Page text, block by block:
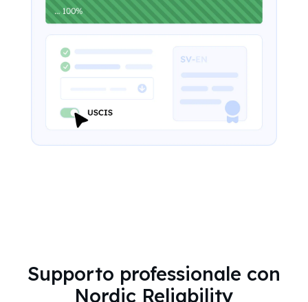
Supporto professionale con
Nordic Reliability